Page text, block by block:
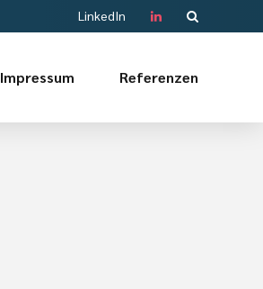
LinkedIn
Impressum Referenzen